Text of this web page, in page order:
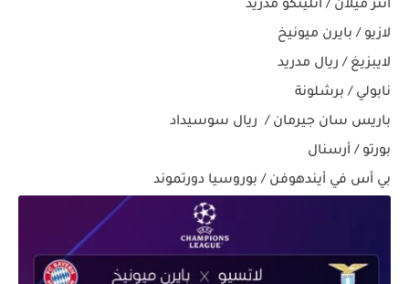
انتر ميلان / أتليتكو مدريد
لازيو / بايرن ميونيخ
لايبزيغ / ريال مدريد
نابولي / برشلونة
باريس سان جيرمان / ريال سوسيداد
بورتو / أرسنال
بي أس في أيندهوفن / بوروسيا دورتموند